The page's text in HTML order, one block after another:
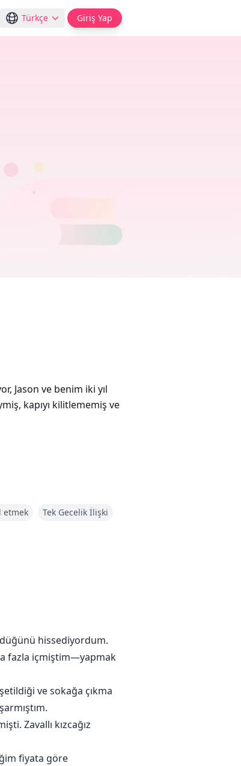
Türkçe Giriş Yap
Jason ve benim iki yıl
kapıyı kilitlememiş ve
bastırdım. Her
bir şekilde içime boşaldı.
değil. Ne yaptığımı
Ben sadece Elle,
etmek
Tek Gecelik İlişki
hissediyordum.
fazla içmiştim—yapmak
ve sokağa çıkma
Zavallı kızcağız
fiyata göre